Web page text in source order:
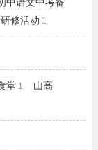
修活动 1
堂 1
山高